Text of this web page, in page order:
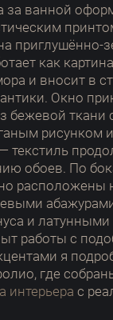
за ванной
приглушённо-
как
и вносит в
Окно
бежевой ткани
рисунком
текстиль
обоев. По
расположены
и латунными
работы с
я
где
интерьера с